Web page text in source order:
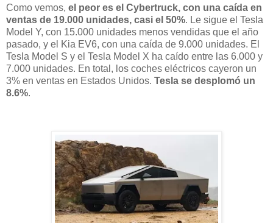
Como vemos, el peor es el Cybertruck, con una caída en
ventas de 19.000 unidades, casi el 50%. Le sigue el Tesla
Model Y, con 15.000 unidades menos vendidas que el año
pasado, y el Kia EV6, con una caída de 9.000 unidades. El
Tesla Model S y el Tesla Model X ha caído entre las 6.000 y
7.000 unidades. En total, los coches eléctricos cayeron un
3% en ventas en Estados Unidos. Tesla se desplomó un
8.6%.